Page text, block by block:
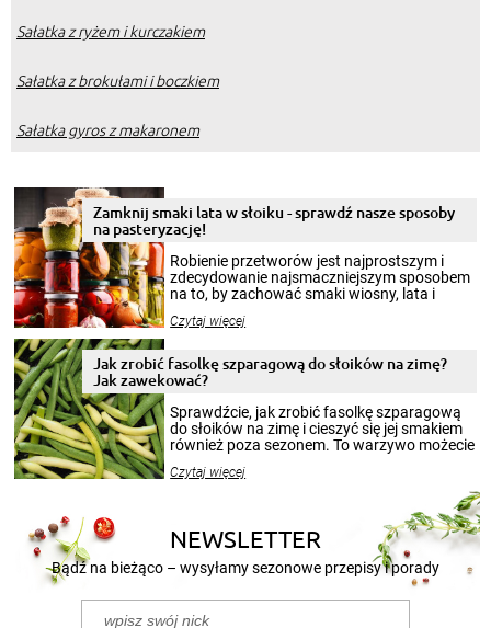
Sałatka z ryżem i kurczakiem
Sałatka z brokułami i boczkiem
Sałatka gyros z makaronem
Zamknij smaki lata w słoiku - sprawdź nasze sposoby
na pasteryzację!
Robienie przetworów jest najprostszym i
zdecydowanie najsmaczniejszym sposobem
na to, by zachować smaki wiosny, lata i
krajobrazów, by cieszyć nimi oko w sezonie
pełni poczuć atmosferę cieplejszych
miesięcy. Przygotowanie słoików ze
smakowitą zawartością musi obejmować
patenty, które pozwolą zachować świeżość
przetworów.
Czytaj więcej
Jak zrobić fasolkę szparagową do słoików na zimę?
Jak zawekować?
Sprawdźcie, jak zrobić fasolkę szparagową
do słoików na zimę i cieszyć się jej smakiem
również poza sezonem. To warzywo możecie
nasze propozycje!
Czytaj więcej
NEWSLETTER
Bądź na bieżąco – wysyłamy sezonowe przepisy i porady